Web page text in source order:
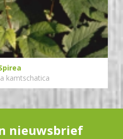
kamtschatica
nieuwsbrief